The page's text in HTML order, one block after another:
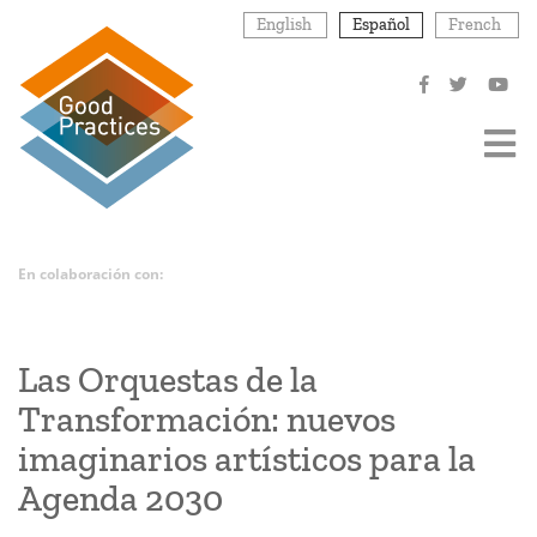
contenido
principal
English Español French
En colaboración con:
Las Orquestas de la
Transformación: nuevos
imaginarios artísticos para la
Agenda 2030